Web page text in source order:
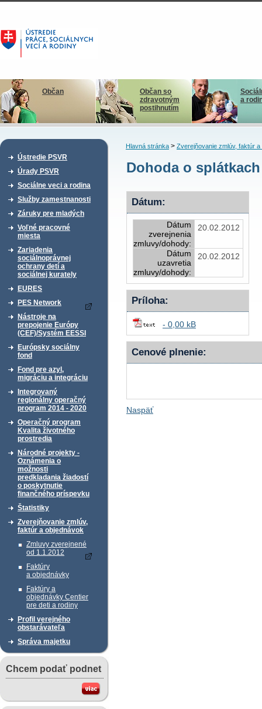
Občan
Občan so
zdravotným
postihnutím
a
Ústredie PSVR
Úrady PSVR
Sociálne veci a rodina
Služby zamestnanosti
Záruky pre mladých
Voľné pracovné
miesta
Zariadenia
sociálnoprávnej
ochrany detí a
sociálnej kurately
EURES
PES Network
Nástroje na
prepojenie Európy
(CEF)/Systém EESSI
Európsky sociálny
fond
Fond pre azyl,
migráciu a integráciu
Integrovaný
regionálny operačný
program 2014 - 2020
Operačný program
Kvalita životného
prostredia
Národné projekty -
Oznámenia o
možnosti
predkladania žiadostí
o poskytnutie
finančného príspevku
Štatistiky
Zverejňovanie zmlúv,
faktúr a objednávok
Zmluvy zverejnené
od 1.1.2012
Faktúry
a objednávky
Faktúry a
objednávky Centier
pre deti a rodiny
Profil verejného
obstarávateľa
Správa majetku
Chcem podať podnet
Hlavná stránka> Zverejňovanie zmlúv, faktúr a
Dohoda o
Dátum:
Dátum
zverejnenia
zmluvy/dohody:
20.02.2012
Dátum
uzavretia
zmluvy/dohody:
20.02.2012
Príloha:
- 0,00 kB
Cenové plnenie:
Naspäť